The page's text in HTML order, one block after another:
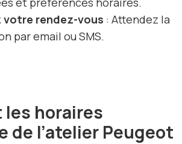
votre rendez-vous : Attendez la
par email ou SMS.
les horaires
de l’atelier Peugeot